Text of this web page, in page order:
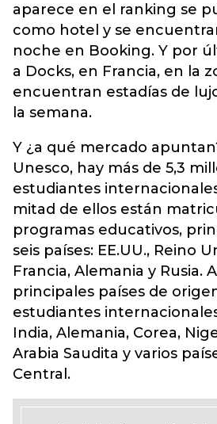
aparece en el ranking se
como hotel y se
noche en Booking. Y por
a Docks, en Francia, en la
encuentran estadías de
la semana.
Y ¿a qué mercado
Unesco, hay más de 5,3
estudiantes
mitad de ellos están
programas educativos,
seis países: EE.UU., Reino
Francia, Alemania y Rusia.
principales países de
estudiantes
India, Alemania, Corea,
Arabia Saudita y varios
Central.